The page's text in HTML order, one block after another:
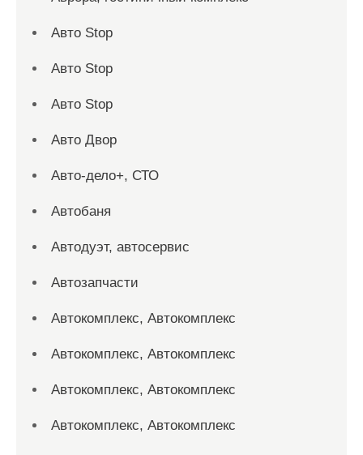
Авто Stop
Авто Stop
Авто Stop
Авто Двор
Авто-дело+, СТО
Автобаня
Автодуэт, автосервис
Автозапчасти
Автокомплекс, Автокомплекс
Автокомплекс, Автокомплекс
Автокомплекс, Автокомплекс
Автокомплекс, Автокомплекс